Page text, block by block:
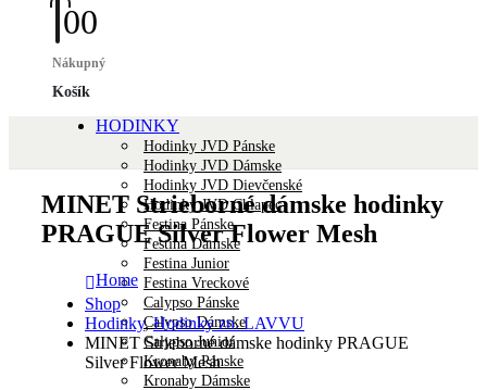
00
Nákupný
Košík
HODINKY
Hodinky JVD Pánske
Hodinky JVD Dámske
Hodinky JVD Dievčenské
Hodinky JVD Chlapec
Festina Pánske
Festina Dámske
Festina Junior
Festina Vreckové
Calypso Pánske
Calypso Dámske
Calypso Junior
Kronaby Pánske
Kronaby Dámske
MINET Strieborné dámske hodinky
PRAGUE Silver Flower Mesh
Home
Shop
Hodinky,Hodinky zn. LAVVU
MINET Strieborné dámske hodinky PRAGUE
Silver Flower Mesh